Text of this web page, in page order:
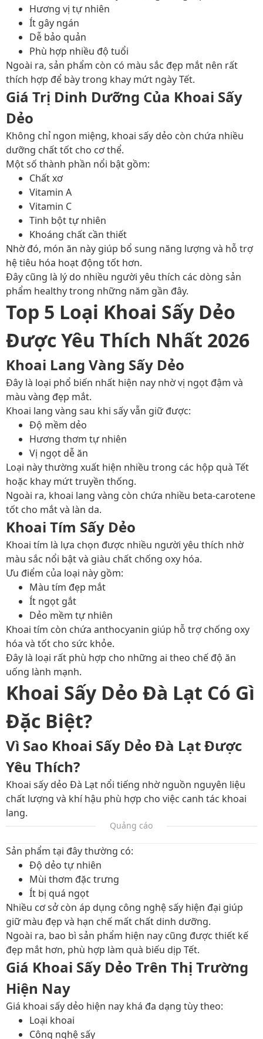
Hương vị tự nhiên
Ít gây ngán
Dễ bảo quản
Phù hợp nhiều độ tuổi
Ngoài ra, sản phẩm còn có màu sắc đẹp mắt nên rất
thích hợp để bày trong khay mứt ngày Tết.
Giá Trị Dinh Dưỡng Của Khoai Sấy
Dẻo
Không chỉ ngon miệng, khoai sấy dẻo còn chứa nhiều
dưỡng chất tốt cho cơ thể.
Một số thành phần nổi bật gồm:
Chất xơ
Vitamin A
Vitamin C
Tinh bột tự nhiên
Khoáng chất cần thiết
Nhờ đó, món ăn này giúp bổ sung năng lượng và hỗ trợ
hệ tiêu hóa hoạt động tốt hơn.
Đây cũng là lý do nhiều người yêu thích các dòng sản
phẩm healthy trong những năm gần đây.
Top 5 Loại Khoai Sấy Dẻo
Được Yêu Thích Nhất 2026
Khoai Lang Vàng Sấy Dẻo
Đây là loại phổ biến nhất hiện nay nhờ vị ngọt đậm và
màu vàng đẹp mắt.
Khoai lang vàng sau khi sấy vẫn giữ được:
Độ mềm dẻo
Hương thơm tự nhiên
Vị ngọt dễ ăn
Loại này thường xuất hiện nhiều trong các hộp quà Tết
hoặc khay mứt truyền thống.
Ngoài ra, khoai lang vàng còn chứa nhiều beta-carotene
tốt cho mắt và làn da.
Khoai Tím Sấy Dẻo
Khoai tím là lựa chọn được nhiều người yêu thích nhờ
màu sắc nổi bật và giàu chất chống oxy hóa.
Ưu điểm của loại này gồm:
Màu tím đẹp mắt
Ít ngọt gắt
Dẻo mềm tự nhiên
Khoai tím còn chứa anthocyanin giúp hỗ trợ chống oxy
hóa và tốt cho sức khỏe.
Đây là loại rất phù hợp cho những ai theo chế độ ăn
uống lành mạnh.
Khoai Sấy Dẻo Đà Lạt Có Gì
Đặc Biệt?
Vì Sao Khoai Sấy Dẻo Đà Lạt Được
Yêu Thích?
Khoai sấy dẻo Đà Lạt nổi tiếng nhờ nguồn nguyên liệu
chất lượng và khí hậu phù hợp cho việc canh tác khoai
lang.
Quảng cáo
Sản phẩm tại đây thường có:
Độ dẻo tự nhiên
Mùi thơm đặc trưng
Ít bị quá ngọt
Nhiều cơ sở còn áp dụng công nghệ sấy hiện đại giúp
giữ màu đẹp và hạn chế mất chất dinh dưỡng.
Ngoài ra, bao bì sản phẩm hiện nay cũng được thiết kế
đẹp mắt hơn, phù hợp làm quà biếu dịp Tết.
Giá Khoai Sấy Dẻo Trên Thị Trường
Hiện Nay
Giá khoai sấy dẻo hiện nay khá đa dạng tùy theo:
Loại khoai
Công nghệ sấy